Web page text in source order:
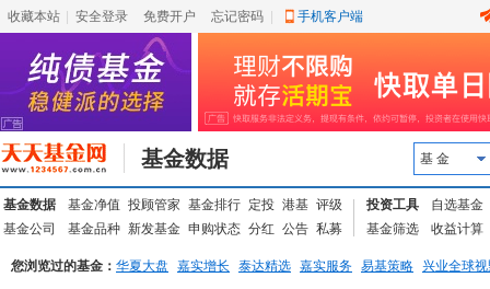
收藏本站 安全登录 免费开户 忘记密码 手机客户端
基金数据 基 金
基金数据 基金净值 投顾管家 基金排行 定投 港基 评级
基金公司
基金品种 新发基金 申购状态 分红 公告 私募
投资工具
自选基金
基金筛选
收益计算
您浏览过的基金： 华夏大盘 嘉实增长 泰达精选 嘉实服务 易基策略 兴业全球